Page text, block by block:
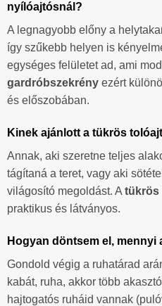
nyílóajtósnál?
A legnagyobb előny a
így szűkebb helyen is
egységes felületet ad, ami
gardróbszekrény ezért
és előszobában.
Kinek ajánlott a tükrös
Annak, aki szeretne teljes
tágítaná a teret, vagy aki
világosító megoldást. A tükrös
praktikus és látványos.
Hogyan döntsem el, mennyi
Gondold végig a ruhatárad
kabát, ruha, akkor több
hajtogatós ruháid vannak